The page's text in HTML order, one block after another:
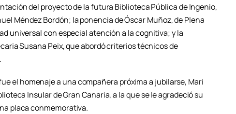
del proyecto de la futura Biblioteca Pública de Ingenio,
Méndez Bordón; la ponencia de Óscar Muñoz, de Plena
universal con especial atención a la cognitiva; y la
Susana Peix, que abordó criterios técnicos de
el homenaje a una compañera próxima a jubilarse, Mari
Insular de Gran Canaria, a la que se le agradeció su
placa conmemorativa.